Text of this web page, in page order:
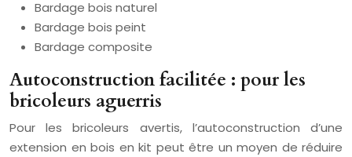
Bardage bois naturel
Bardage bois peint
Bardage composite
Autoconstruction facilitée : pour les
bricoleurs aguerris
Pour les bricoleurs avertis, l’autoconstruction d’une
extension en bois en kit peut être un moyen de réduire